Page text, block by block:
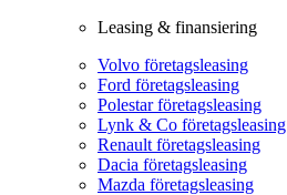
Leasing & finansiering
Volvo företagsleasing
Ford företagsleasing
Polestar företagsleasing
Lynk & Co företagsleasing
Renault företagsleasing
Dacia företagsleasing
Mazda företagsleasing